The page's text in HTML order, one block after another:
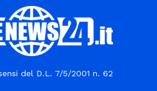
del D.L. 7/5/2001 n. 62